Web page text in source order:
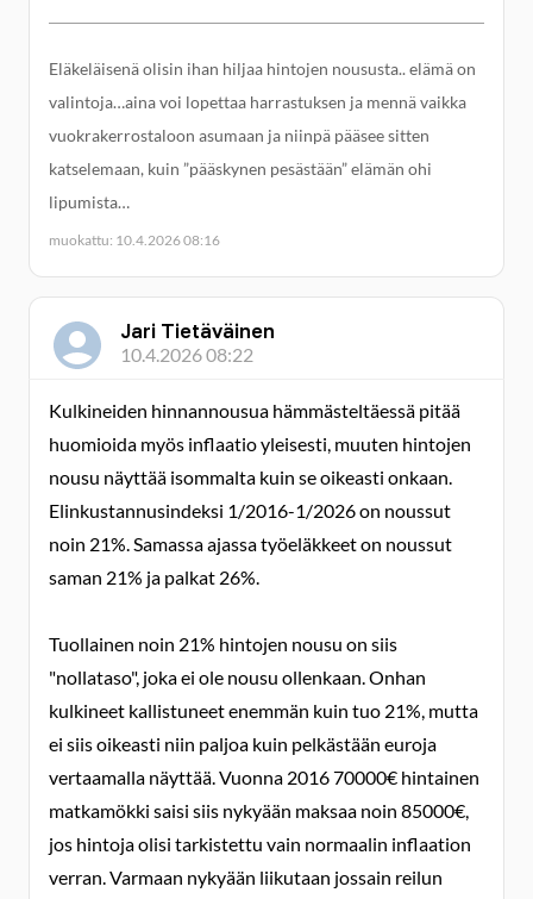
Eläkeläisenä olisin ihan hiljaa hintojen noususta.. elämä on
valintoja…aina voi lopettaa harrastuksen ja mennä vaikka
vuokrakerrostaloon asumaan ja niinpä pääsee sitten
katselemaan, kuin ”pääskynen pesästään” elämän ohi
lipumista…
muokattu: 10.4.2026 08:16
Jari Tietäväinen
10.4.2026 08:22
Kulkineiden hinnannousua hämmästeltäessä pitää
huomioida myös inflaatio yleisesti, muuten hintojen
nousu näyttää isommalta kuin se oikeasti onkaan.
Elinkustannusindeksi 1/2016-1/2026 on noussut
noin 21%. Samassa ajassa työeläkkeet on noussut
saman 21% ja palkat 26%.
Tuollainen noin 21% hintojen nousu on siis
"nollataso", joka ei ole nousu ollenkaan. Onhan
kulkineet kallistuneet enemmän kuin tuo 21%, mutta
ei siis oikeasti niin paljoa kuin pelkästään euroja
vertaamalla näyttää. Vuonna 2016 70000€ hintainen
matkamökki saisi siis nykyään maksaa noin 85000€,
jos hintoja olisi tarkistettu vain normaalin inflaation
verran. Varmaan nykyään liikutaan jossain reilun